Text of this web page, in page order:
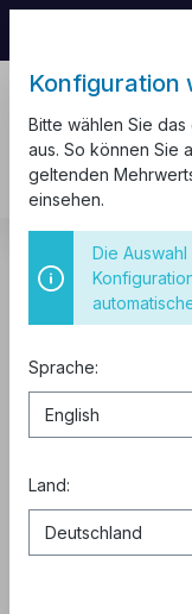
Sicherungsautomaten
Konfiguration
Bitte wählen Sie
aus. So können Sie
geltenden
einsehen.
Die
Sprache:
Land: